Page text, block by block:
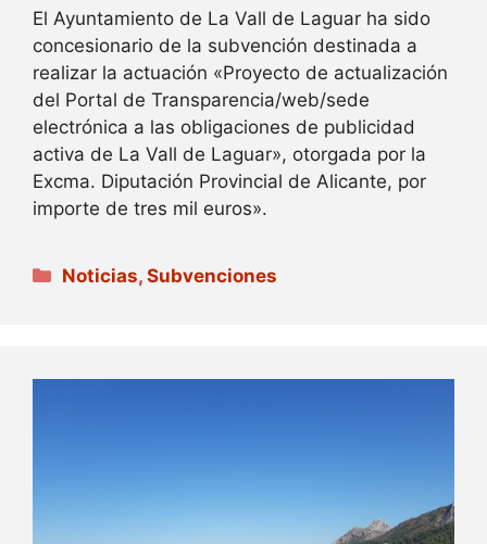
El Ayuntamiento de La Vall de Laguar ha sido
concesionario de la subvención destinada a
realizar la actuación «Proyecto de actualización
del Portal de Transparencia/web/sede
electrónica a las obligaciones de publicidad
activa de La Vall de Laguar», otorgada por la
Excma. Diputación Provincial de Alicante, por
importe de tres mil euros».
Categorías
Noticias,Subvenciones